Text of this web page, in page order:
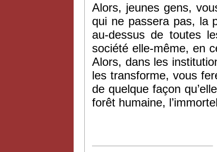
Alors, jeunes gens,
qui ne passera pas, la
au-dessus de toutes
société elle-même, en
Alors, dans les
les transforme, vous
de quelque façon
forêt humaine,